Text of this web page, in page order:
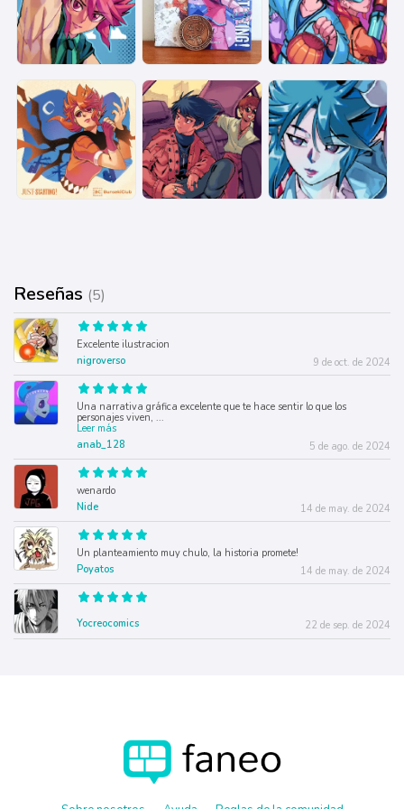
Reseñas (5)
Excelente ilustracion
nigroverso
9 de oct. de 2024
Una narrativa gráfica excelente que te hace sentir lo que los
personajes viven, ...
Leer más
anab_128
5 de ago. de 2024
wenardo
Nide
14 de may. de 2024
Un planteamiento muy chulo, la historia promete!
Poyatos
14 de may. de 2024
Yocreocomics 22 de sep. de 2024